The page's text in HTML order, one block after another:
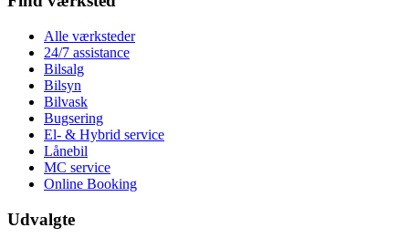
Alle værksteder
24/7 assistance
Bilsalg
Bilsyn
Bilvask
Bugsering
El- & Hybrid service
Lånebil
MC service
Online Booking
Udvalgte